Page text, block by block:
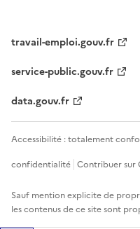
travail-emploi.gouv.fr
service-public.gouv.fr
data.gouv.fr
Accessibilité : totalement
confidentialité Contribuer sur
Sauf mention explicite de
les contenus de ce site sont